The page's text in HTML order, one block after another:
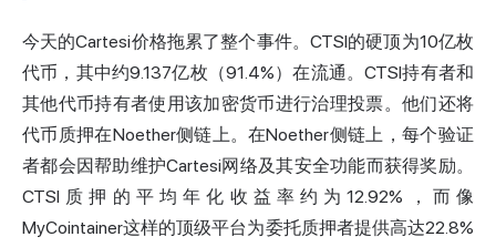
今天的Cartesi价格拖累了整个事件。CTSI的硬顶为10亿枚
代币，其中约9.137亿枚（91.4%）在流通。CTSI持有者和
其他代币持有者使用该加密货币进行治理投票。他们还将
代币质押在Noether侧链上。在Noether侧链上，每个验证
者都会因帮助维护Cartesi网络及其安全功能而获得奖励。
CTSI质押的平均年化收益率约为12.92%，而像
MyCointainer这样的顶级平台为委托质押者提供高达22.8%